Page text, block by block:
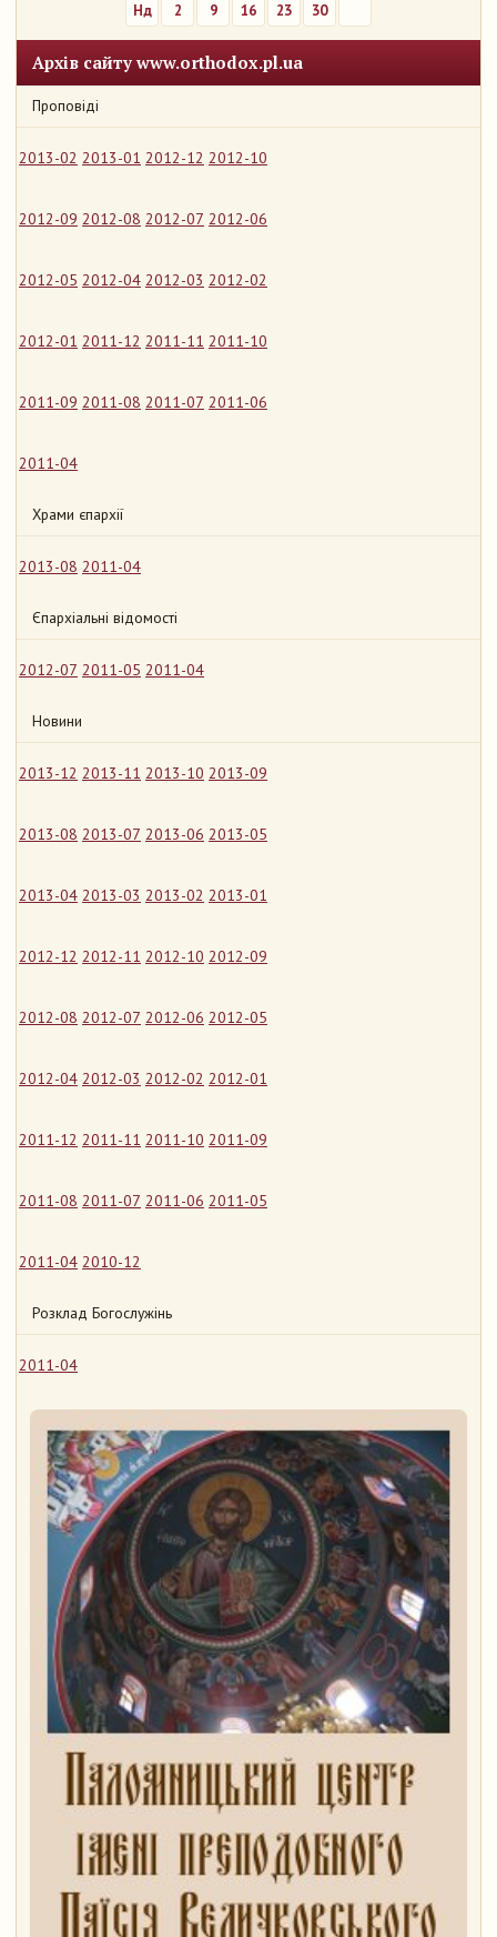
Нд
2 9 16 23 30
Архів сайту www.orthodox.pl.ua
Проповіді
2013-02 2013-01 2012-12 2012-10
2012-09 2012-08 2012-07 2012-06
2012-05 2012-04 2012-03 2012-02
2012-01 2011-12 2011-11 2011-10
2011-09 2011-08 2011-07 2011-06
2011-04
Храми єпархії
2013-08 2011-04
Єпархіальні відомості
2012-07 2011-05 2011-04
Новини
2013-12 2013-11 2013-10 2013-09
2013-08 2013-07 2013-06 2013-05
2013-04 2013-03 2013-02 2013-01
2012-12 2012-11 2012-10 2012-09
2012-08 2012-07 2012-06 2012-05
2012-04 2012-03 2012-02 2012-01
2011-12 2011-11 2011-10 2011-09
2011-08 2011-07 2011-06 2011-05
2011-04 2010-12
Розклад Богослужінь
2011-04